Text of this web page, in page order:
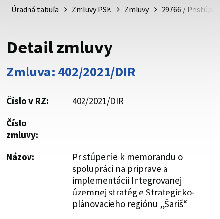
psk.sk.
Buďte pozorní a vždy sa uistite, že zdieľate informácie iba
cez zabezpečenú webovú stránku. Zabezpečená stránka
vždy začína https:// pred názvom domény webového sídla.
Úradná tabuľa Zmluvy PSK Zmluvy 29766 /
Detail zmluvy
Zmluva: 402/2021/DIR
Číslo v RZ:
402/2021/DIR
Číslo
zmluvy:
Názov:
Pristúpenie k memorandu o
spolupráci na príprave a
implementácii Integrovanej
územnej stratégie Strategicko-
plánovacieho regiónu „Šariš“